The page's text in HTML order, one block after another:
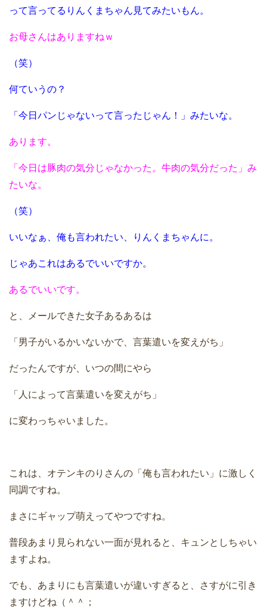
って言ってるりんくまちゃん見てみたいもん。
お母さんはありますねｗ
（笑）
何ていうの？
「今日パンじゃないって言ったじゃん！」みたいな。
あります。
「今日は豚肉の気分じゃなかった。牛肉の気分だった」み
たいな。
（笑）
いいなぁ、俺も言われたい、りんくまちゃんに。
じゃあこれはあるでいいですか。
あるでいいです。
と、メールできた女子あるあるは
「男子がいるかいないかで、言葉遣いを変えがち」
だったんですが、いつの間にやら
「人によって言葉遣いを変えがち」
に変わっちゃいました。
これは、オテンキのりさんの「俺も言われたい」に激しく
同調ですね。
まさにギャップ萌えってやつですね。
普段あまり見られない一面が見れると、キュンとしちゃい
ますよね。
でも、あまりにも言葉遣いが違いすぎると、さすがに引き
ますけどね（＾＾；